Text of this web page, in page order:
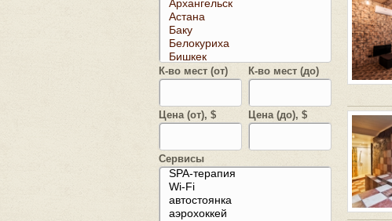
К-во мест (от) К-во мест (до)
Цена (от), $ Цена (до), $
Сервисы